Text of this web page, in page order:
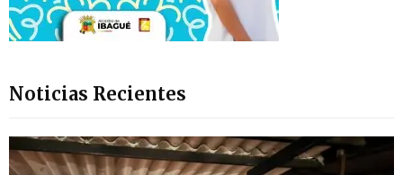
Noticias Recientes